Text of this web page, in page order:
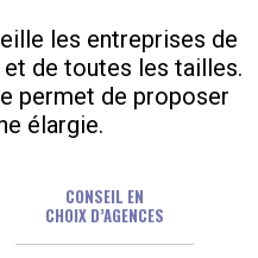
les entreprises de
de toutes les tailles.
permet de proposer
élargie.
CONSEIL EN
CHOIX D’AGENCES